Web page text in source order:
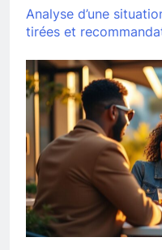
Analyse d’une
tirées et